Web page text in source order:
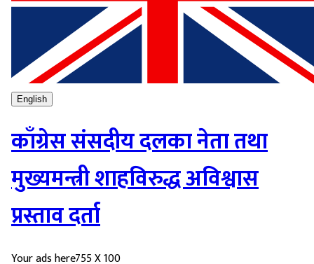
English
काँग्रेस संसदीय दलका नेता तथा
मुख्यमन्त्री शाहविरुद्ध अविश्वास
प्रस्ताव दर्ता
Your ads here755 X 100